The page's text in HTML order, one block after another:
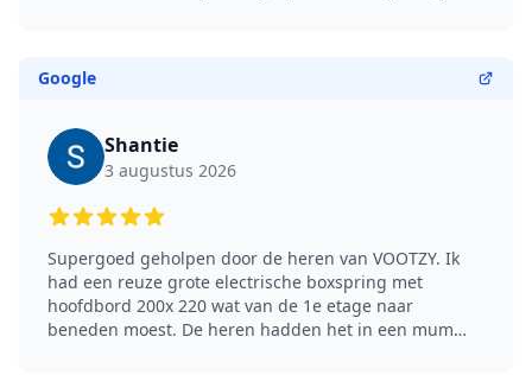
Google
Shantie
3 augustus 2026
5 out of 5 stars
Supergoed geholpen door de heren van VOOTZY. Ik
had een reuze grote electrische boxspring met
hoofdbord 200x 220 wat van de 1e etage naar
beneden moest. De heren hadden het in een mum